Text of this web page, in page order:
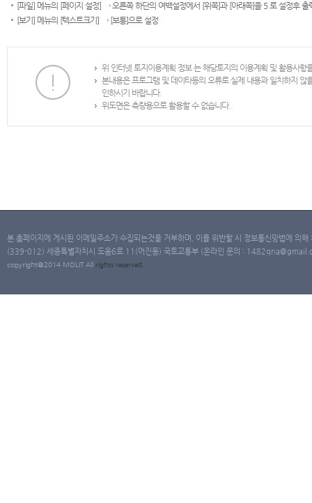
[파일] 메뉴의 [페이지 설정] → 오른쪽 하단의 여백설정에서 [위쪽]과 [아래쪽]을 5 로 설정후 출
[보기] 메뉴의 [텍스트크기] → [보통]으로 설정
위 인터넷 토지이용계획 정보 는 해당토지의 이용계획 및 활용사
본내용은 프로그램 및 데이타등의 오류로 실제 내용과 일치하지
인하시기 바랍니다.
위도면은 측량용으로 활용할 수 없습니다.
본 홈페이지에 게시된 이메일주소가 수집되는것을 거부하며, 이를 위반할 시 정보통신망법에 의
(339-012) 세종특별자치시 도움6로 11(어진동) 국토교통부 (온라인 문의 :
copyright@2014 MOLIT All rights reserved.